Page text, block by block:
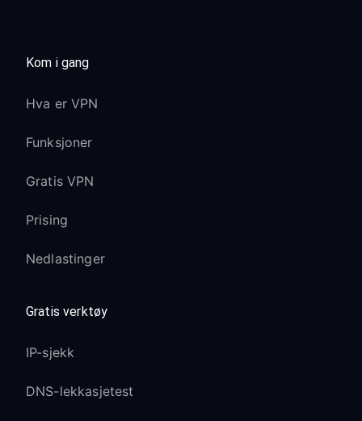
Kom i gang
Hva er VPN
Funksjoner
Gratis VPN
Prising
Nedlastinger
Gratis verktøy
IP-sjekk
DNS-lekkasjetest